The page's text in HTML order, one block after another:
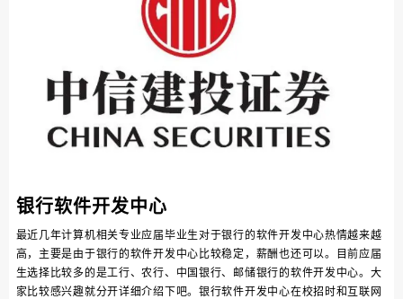
银行软件开发中心
最近几年计算机相关专业应届毕业生对于银行的软件开发中心热情越来越
高，主要是由于银行的软件开发中心比较稳定，薪酬也还可以。目前应届
生选择比较多的是工行、农行、中国银行、邮储银行的软件开发中心。大
家比较感兴趣就分开详细介绍下吧。银行软件开发中心在校招时和互联网